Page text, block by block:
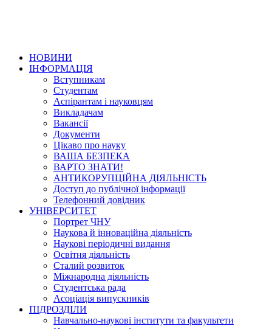
НОВИНИ
ІНФОРМАЦІЯ
Вступникам
Студентам
Аспірантам і науковцям
Викладачам
Вакансії
Документи
Цікаво про науку
ВАША БЕЗПЕКА
ВАРТО ЗНАТИ!
АНТИКОРУПЦІЙНА ДІЯЛЬНІСТЬ
Доступ до публічної інформації
Телефонний довідник
УНІВЕРСИТЕТ
Портрет ЧНУ
Наукова й інноваційна діяльність
Наукові періодичні видання
Освітня діяльність
Сталий розвиток
Міжнародна діяльність
Студентська рада
Асоціація випускників
ПІДРОЗДІЛИ
Навчально-наукові інститути та факультети